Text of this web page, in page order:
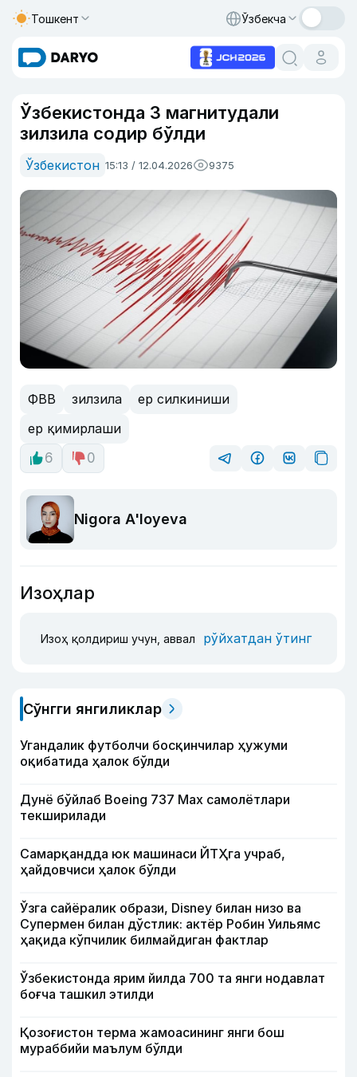
Тошкент Ўзбекча
Ўзбекистонда 3 магнитудали
зилзила содир бўлди
Ўзбекистон 15:13 / 12.04.2026 9375
ФВВ зилзила
ер силкиниши
ер қимирлаши
6
0
Nigora A'loyeva
Изоҳлар
Изоҳ қолдириш учун, аввал рўйхатдан ўтинг
Сўнгги янгиликлар
Угандалик футболчи босқинчилар ҳужуми
оқибатида ҳалок бўлди
Дунё бўйлаб Boeing 737 Мах самолётлари
текширилади
Самарқандда юк машинаси ЙТҲга учраб,
ҳайдовчиси ҳалок бўлди
Ўзга сайёралик образи, Disney билан низо ва
Супермен билан дўстлик: актёр Робин Уильямс
ҳақида кўпчилик билмайдиган фактлар
Ўзбекистонда ярим йилда 700 та янги нодавлат
боғча ташкил этилди
Қозоғистон терма жамоасининг янги бош
мураббийи маълум бўлди